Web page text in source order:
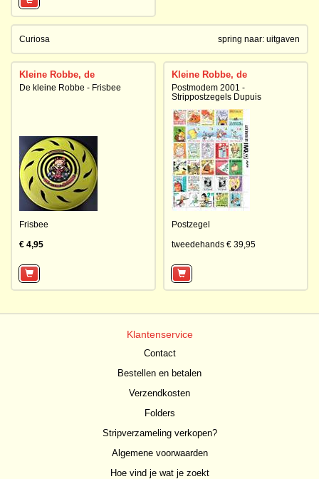
spring naar: uitgaven
Curiosa
Kleine Robbe, de
De kleine Robbe - Frisbee
Frisbee
€ 4,95
Kleine Robbe, de
Postmodem 2001 -
Strippostzegels Dupuis
Postzegel
tweedehands € 39,95
Klantenservice
Contact
Bestellen en betalen
Verzendkosten
Folders
Stripverzameling verkopen?
Algemene voorwaarden
Hoe vind je wat je zoekt